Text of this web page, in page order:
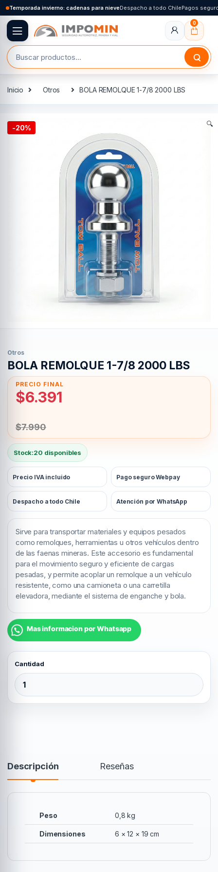
Skip to navigation
Skip to content
Temporada invierno: cadenas para nieveDespacho a todo ChilePagos
0
Buscar por:
Inicio Otros BOLA REMOLQUE 1-7/8 2000 LBS
-20% 🔍
Otros
BOLA REMOLQUE 1-7/8 2000 LBS
Stock:20 disponibles
$6.391
$7.990
Precio IVA incluido Pago seguro Webpay
Despacho a todo Chile Atención por WhatsApp
Sirve para transportar materiales y equipos pesados
como remolques, herramientas u otros vehículos dentro
de las faenas mineras. Este accesorio es fundamental
para el movimiento seguro y eficiente de cargas
pesadas, y permite acoplar un remolque a un vehículo
resistente, como una camioneta o una carretilla
elevadora, mediante el sistema de enganche y bola.
Mas informacion por Whatsapp
BOLA REMOLQUE 1-7/8 2000 LBS quantity
Descripción Reseñas
Peso 0,8 kg
Dimensiones 6 × 12 × 19 cm